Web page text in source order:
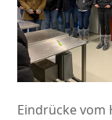
Eindrücke vom